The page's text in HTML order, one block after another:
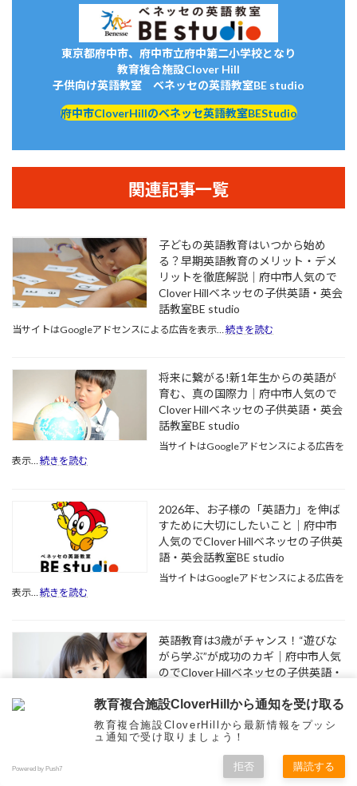
東京都府中市、府中市立府中第二小学校となり
教育複合施設Clover Hill
子供向け英語教室 ベネッセの英語教室BE studio
府中市CloverHillのベネッセ英語教室BEStudio
関連記事一覧
子どもの英語教育はいつから始め
る？早期英語教育のメリット・デメ
リットを徹底解説｜府中市人気ので
Clover Hillベネッセの子供英語・英会
話教室BE studio
当サイトはGoogleアドセンスによる広告を表示…続きを読む
の
英
語
育
ら
始
め
る？
期
育
の
メ
ッ
ト・
デ
将来に繋がる!新1年生からの英語が
育む、真の国際力｜府中市人気ので
Clover Hillベネッセの子供英語・英会
話教室BE studio
当サイトはGoogleアドセンスによる広告を
表示…続きを読む
繋
が
る!
新
1
生
の
英
語
育
む、
真
の
2026年、お子様の「英語力」を伸ば
すために大切にしたいこと｜府中市
人気のでClover Hillベネッセの子供英
語・英会話教室BE studio
当サイトはGoogleアドセンスによる広告を
表示… 続きを読む
2026
子
様
の
語
を
伸
英語教育は3歳がチャンス！“遊びな
がら学ぶ”が成功のカギ｜府中市人気
のでClover Hillベネッセの子供英語・
当サイトはGoogleアドセンスによる広告を
小1の夏、英語で自信がつく！聞く・話す
教育複合施設CloverHillから通知を受け取る
教育複合施設CloverHillから最新情報をプッシ
ュ通知で受け取りましょう！
Powered by Push7 拒否 購読する